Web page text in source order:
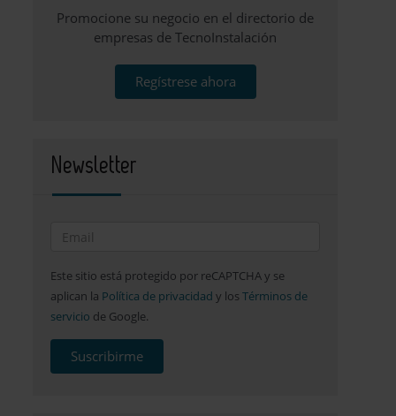
Promocione su negocio en el directorio de
empresas de TecnoInstalación
Regístrese ahora
Newsletter
Este sitio está protegido por reCAPTCHA y se
aplican la Política de privacidad y losTérminos de
servicio de Google.
Suscribirme